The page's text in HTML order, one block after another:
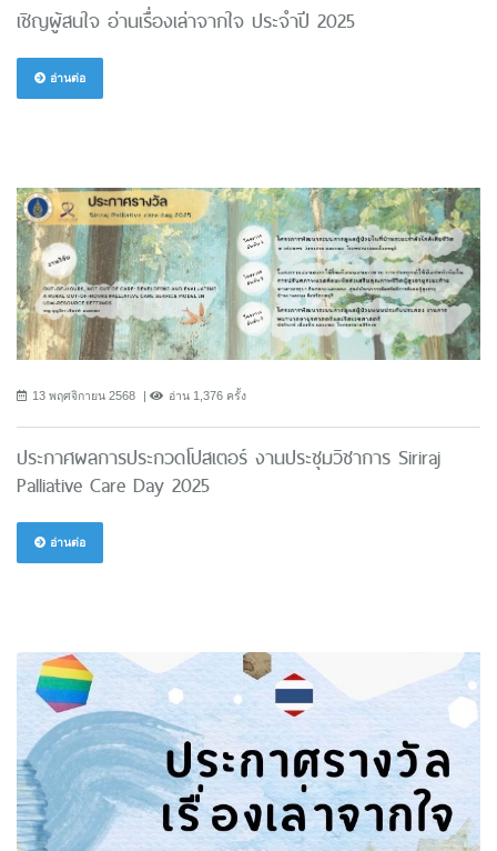
เชิญผู้สนใจ อ่านเรื่องเล่าจากใจ ประจำปี 2025
อ่านต่อ
13 พฤศจิกายน 2568 อ่าน 1,376 ครั้ง
ประกาศผลการประกวดโปสเตอร์ งานประชุมวิชาการ Siriraj
Palliative Care Day 2025
อ่านต่อ